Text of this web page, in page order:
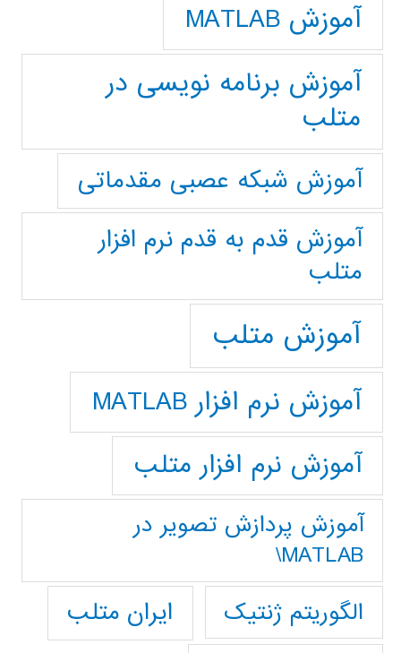
آموزش MATLAB
آموزش برنامه نویسی در
متلب
آموزش شبکه عصبی مقدماتی
آموزش قدم به قدم نرم افزار
متلب
آموزش متلب
آموزش نرم افزار MATLAB
آموزش نرم افزار متلب
آموزش پردازش تصوير در
MATLAB\
الگوریتم ژنتیک
ایران متلب